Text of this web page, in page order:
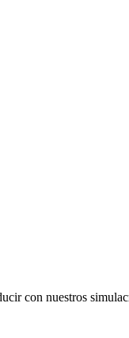
con nuestros